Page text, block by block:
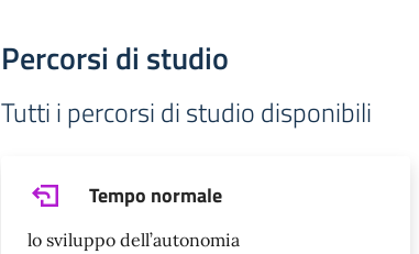
Percorsi di studio
Tutti i percorsi di studio disponibili
Tempo normale
lo sviluppo dell’autonomia